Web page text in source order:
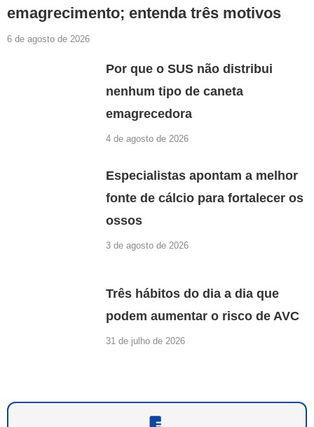
emagrecimento; entenda três motivos
6 de agosto de 2026
Por que o SUS não distribui
nenhum tipo de caneta
emagrecedora
4 de agosto de 2026
Especialistas apontam a melhor
fonte de cálcio para fortalecer os
ossos
3 de agosto de 2026
Três hábitos do dia a dia que
podem aumentar o risco de AVC
31 de julho de 2026